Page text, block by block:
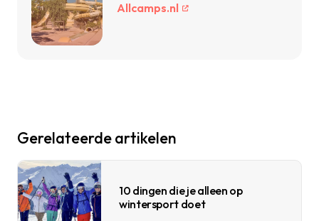
Allcamps.nl
Gerelateerde artikelen
10 dingen die je alleen op
wintersport doet